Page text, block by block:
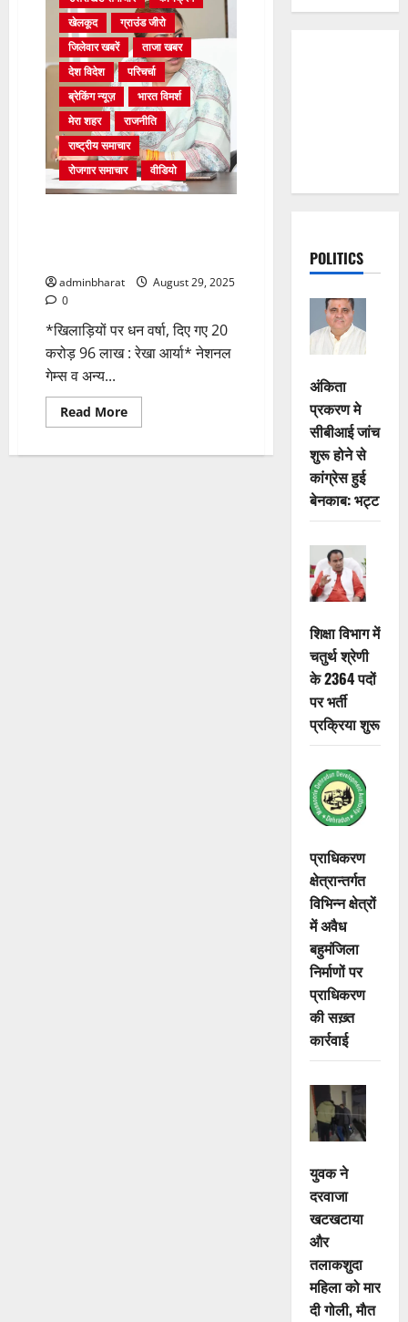
खेलकूद
ग्राउंड जीरो
जिलेवार खबरें
ताजा खबर
देश विदेश
परिचर्चा
ब्रेकिंग न्यूज़
भारत विमर्श
मेरा शहर
राजनीति
राष्ट्रीय समाचार
रोजगार समाचार
वीडियो
adminbharat
August 29, 2025
0
*खिलाड़ियों पर धन वर्षा, दिए गए 20
करोड़ 96 लाख : रेखा आर्या* नेशनल
गेम्स व अन्य...
Read MoreRead
more
गेम्स
POLITICS
अंकिता
प्रकरण मे
सीबीआई जांच
शुरू होने से
कांग्रेस हुई
बेनकाब: भट्ट
शिक्षा विभाग में
चतुर्थ श्रेणी
के 2364 पदों
पर भर्ती
प्रक्रिया शुरू
प्राधिकरण
क्षेत्रान्तर्गत
विभिन्न क्षेत्रों
में अवैध
बहुमंजिला
निर्माणों पर
प्राधिकरण
की सख़्त
कार्रवाई
युवक ने
दरवाजा
खटखटाया
और
तलाकशुदा
महिला को मार
दी गोली, माैत